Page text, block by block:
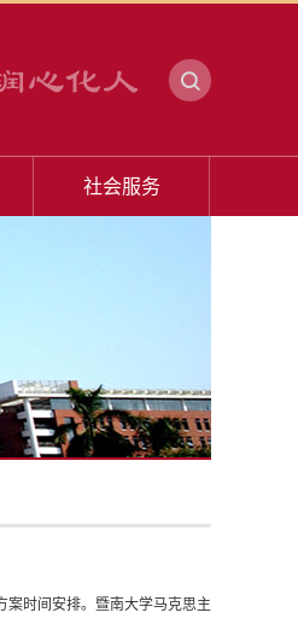
社会服务
时间安排。暨南大学马克思主